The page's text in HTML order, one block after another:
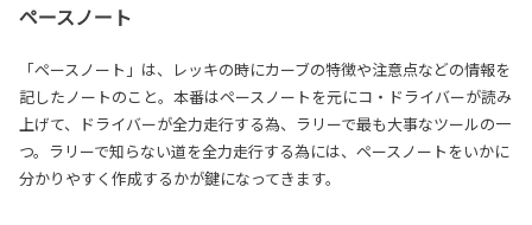
ペースノート
「ペースノート」は、レッキの時にカーブの特徴や注意点などの情報を
記したノートのこと。本番はペースノートを元にコ・ドライバーが読み
上げて、ドライバーが全力走行する為、ラリーで最も大事なツールの一
つ。ラリーで知らない道を全力走行する為には、ペースノートをいかに
分かりやすく作成するかが鍵になってきます。